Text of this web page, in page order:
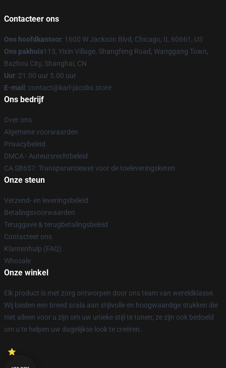
Contacteer ons
Ons hoofdkantoor: 1600 W Jackson Blvd, Chicago, IL 60661, US
Ons pakhuis113, Yixin Village, Shangfeng Road, Wanggang Town,
Bazhou City, Shanghai, CN
Uur: 21.00 uur 5.00 uur
E-mail : contact@karl-jacobs.store
Ons bedrijf
Over ons
Algemene voorwaarden
Privacybeleid
DMCA - Auteursrechtbeleid
CA SB657: Transparantiewet voor de toeleveringsketen
Onze steun
Verzend- en leveringsbeleid
Betalingsvoorwaarden
Teruggave & terugbetalingsbeleid
Contacteer ons
Klantenhulp (FAQ)
Whosale
Onze winkel
Elk product is met zorg ontworpen door ons team van wereldklasse.
Wij bieden een breed scala aan stijlvolle en hoogwaardige stukken die
niet alleen voor u zijn om uw unieke stijl te tonen; ze zijn ook bedoeld
om u te helpen uw dagelijkse look te creëren.